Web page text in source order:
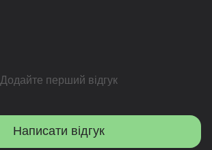
Додайте перший відгук
Написати відгук